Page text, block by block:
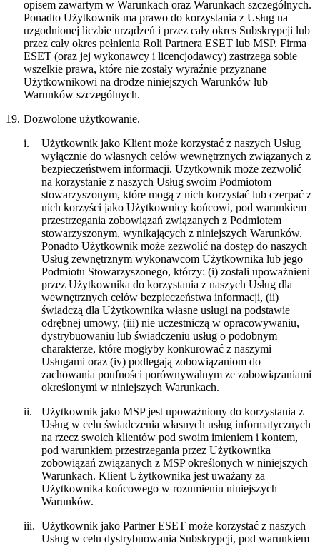
opisem zawartym w Warunkach oraz Warunkach szczególnych.
Ponadto Użytkownik ma prawo do korzystania z Usług na
uzgodnionej liczbie urządzeń i przez cały okres Subskrypcji lub
przez cały okres pełnienia Roli Partnera ESET lub MSP. Firma
ESET (oraz jej wykonawcy i licencjodawcy) zastrzega sobie
wszelkie prawa, które nie zostały wyraźnie przyznane
Użytkownikowi na drodze niniejszych Warunków lub
Warunków szczególnych.
19. Dozwolone użytkowanie.
i.
Użytkownik jako Klient może korzystać z naszych Usług
wyłącznie do własnych celów wewnętrznych związanych z
bezpieczeństwem informacji. Użytkownik może zezwolić
na korzystanie z naszych Usług swoim Podmiotom
stowarzyszonym, które mogą z nich korzystać lub czerpać z
nich korzyści jako Użytkownicy końcowi, pod warunkiem
przestrzegania zobowiązań związanych z Podmiotem
stowarzyszonym, wynikających z niniejszych Warunków.
Ponadto Użytkownik może zezwolić na dostęp do naszych
Usług zewnętrznym wykonawcom Użytkownika lub jego
Podmiotu Stowarzyszonego, którzy: (i) zostali upoważnieni
przez Użytkownika do korzystania z naszych Usług dla
wewnętrznych celów bezpieczeństwa informacji, (ii)
świadczą dla Użytkownika własne usługi na podstawie
odrębnej umowy, (iii) nie uczestniczą w opracowywaniu,
dystrybuowaniu lub świadczeniu usług o podobnym
charakterze, które mogłyby konkurować z naszymi
Usługami oraz (iv) podlegają zobowiązaniom do
zachowania poufności porównywalnym ze zobowiązaniami
określonymi w niniejszych Warunkach.
ii.
Użytkownik jako MSP jest upoważniony do korzystania z
Usług w celu świadczenia własnych usług informatycznych
na rzecz swoich klientów pod swoim imieniem i kontem,
pod warunkiem przestrzegania przez Użytkownika
zobowiązań związanych z MSP określonych w niniejszych
Warunkach. Klient Użytkownika jest uważany za
Użytkownika końcowego w rozumieniu niniejszych
Warunków.
iii. Użytkownik jako Partner ESET może korzystać z naszych
Usług w celu dystrybuowania Subskrypcji, pod warunkiem